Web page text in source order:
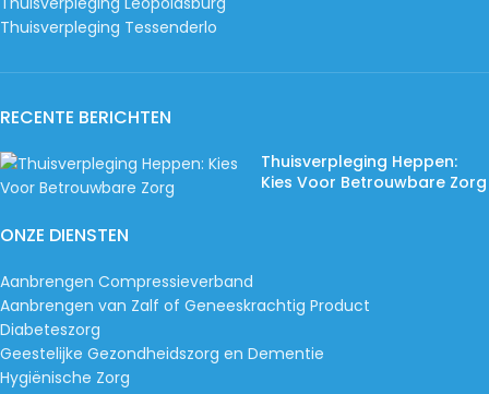
Thuisverpleging Tessenderlo
RECENTE BERICHTEN
Thuisverpleging Heppen:
Kies Voor Betrouwbare Zorg
ONZE DIENSTEN
Aanbrengen Compressieverband
Aanbrengen van Zalf of Geneeskrachtig Product
Diabeteszorg
Geestelijke Gezondheidszorg en Dementie
Hygiënische Zorg